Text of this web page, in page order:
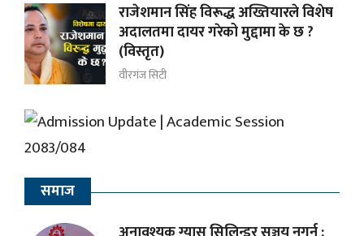
राजेशमान सिंह विरूद्ध अख्तियारले विशेष
अदालतमा दायर गरेको मुद्दामा के छ ?
(विस्तृत)
वीरगंज सिटी
समाज